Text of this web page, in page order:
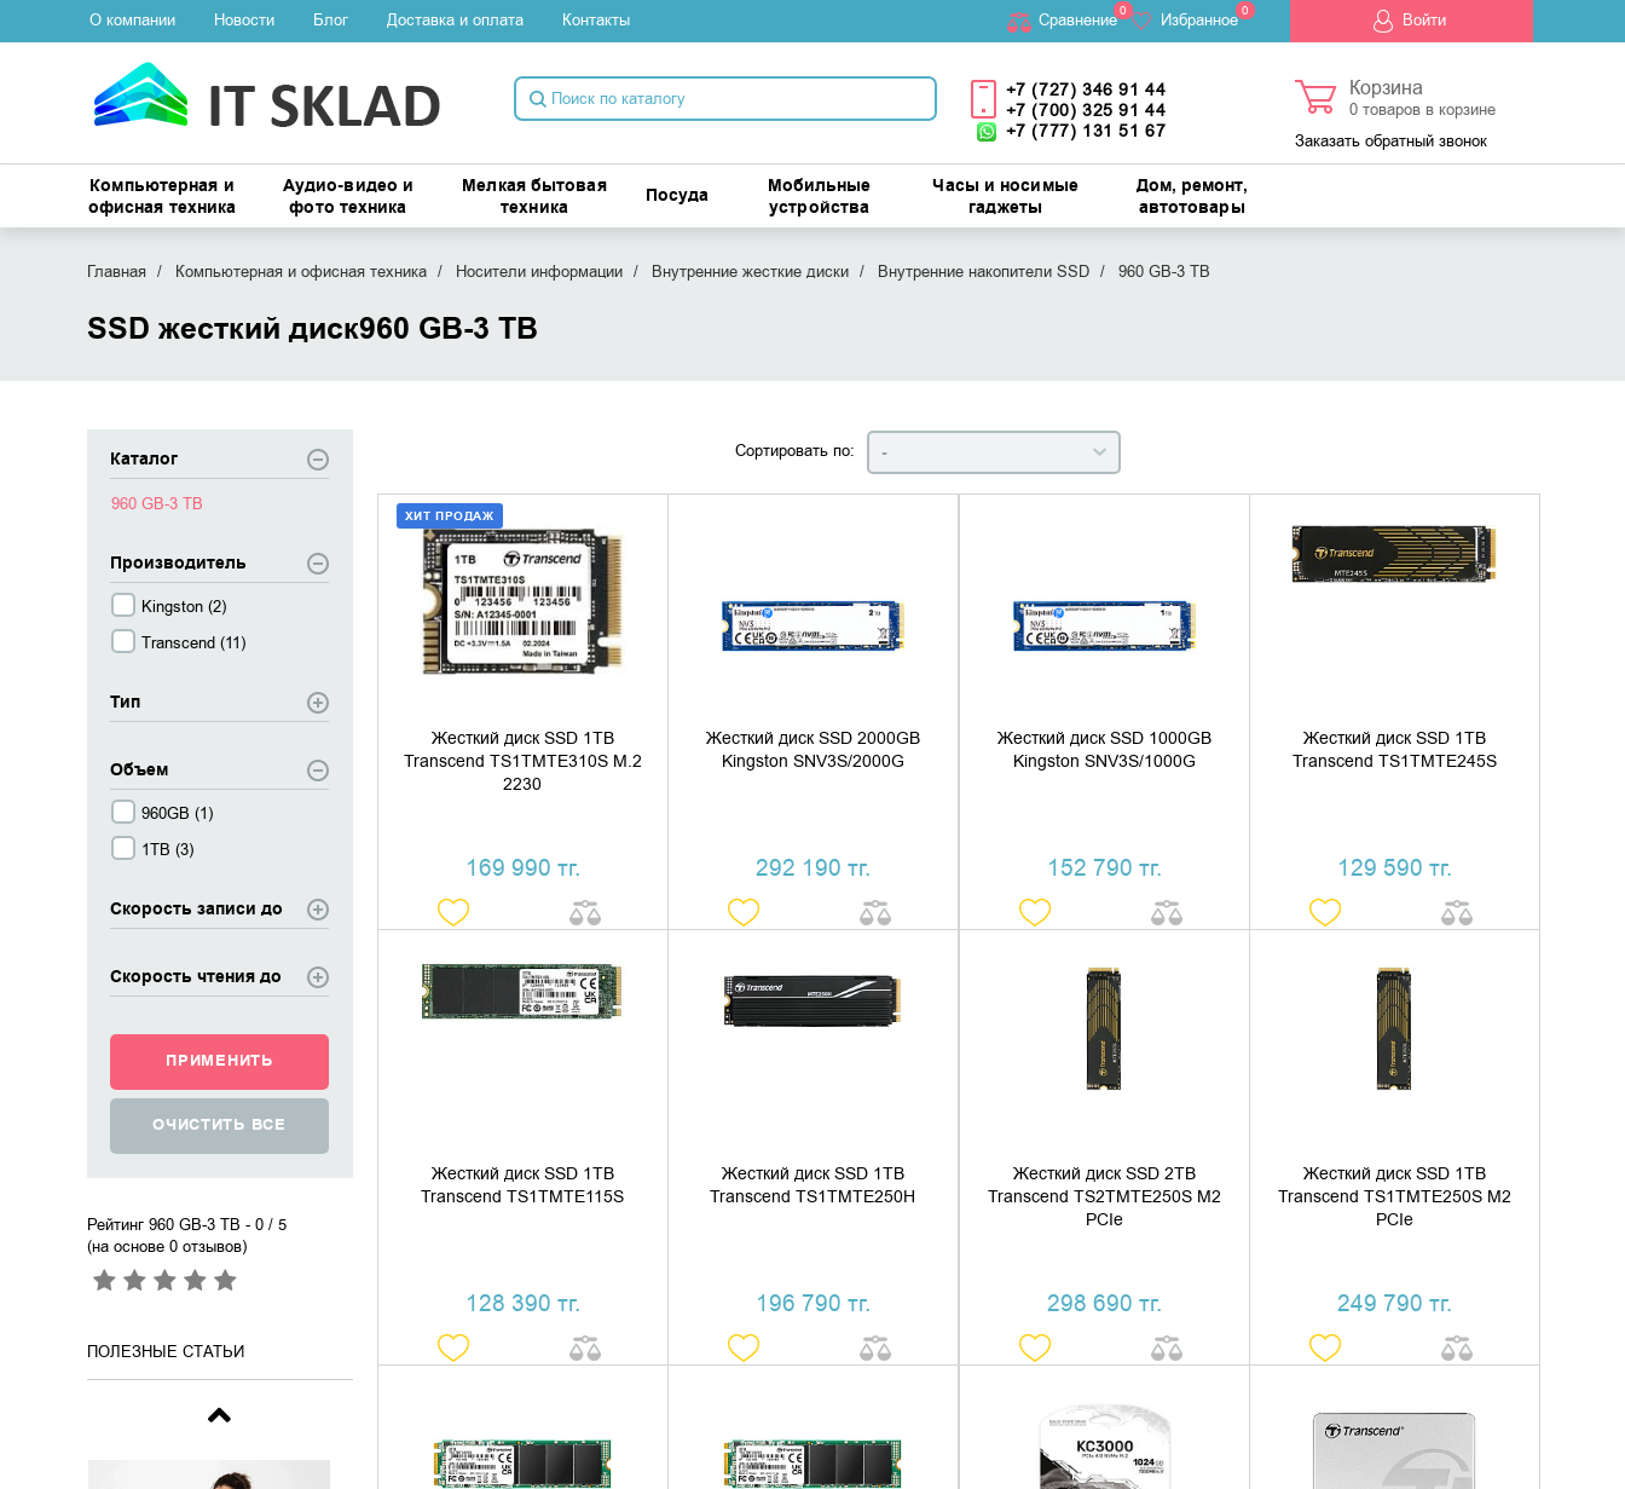
О компании Новости Блог Доставка и оплата Контакты Cравнение0 Избранное 0 Войти
+7 (727) 346 91 44
+7 (700) 325 91 44
+7 (777) 131 51 67
Корзина
0товаров в корзине
Заказать обратный звонок
Компьютерная и
офисная техника
Аудио-видео и
фото техника
Мелкая бытовая
техника
Посуда
Мобильные
устройства
Часы и носимые
гаджеты
Дом, ремонт,
автотовары
Главная Компьютерная и офисная техника Носители информации Внутренние жесткие диски Внутренние накопители SSD 960 GB-3 TB
SSD жесткий диск960 GB-3 TB
Каталог
960 GB-3 TB
Производитель
Kingston (2)
Transcend (11)
Тип
Объем
960GB (1)
1TB (3)
Скорость записи до
Скорость чтения до
Рейтинг 960 GB-3 TB - 0 / 5
(на основе 0отзывов)
ПОЛЕЗНЫЕ СТАТЬИ
Сортировать по: -
Жесткий диск SSD 1TB
Transcend TS1TMTE310S M.2
2230
169 990 тг.
ХИТ ПРОДАЖ
ДОБАВИТЬ В КОРЗИНУ
КУПИТЬ В 1 КЛИК
Жесткий диск SSD 2000GB
Kingston SNV3S/2000G
292 190 тг.
КУПИТЬ В 1 КЛИК
Жесткий диск SSD 1000GB
Kingston SNV3S/1000G
152 790 тг.
КУПИТЬ В 1 КЛИК
Жесткий диск SSD 1TB
Transcend TS1TMTE245S
129 590 тг.
ДОБАВИТЬ В КОРЗИНУ
Жесткий диск SSD 1TB
Transcend TS1TMTE115S
128 390 тг.
ДОБАВИТЬ В КОРЗИНУ
Жесткий диск SSD 1TB
Transcend TS1TMTE250H
196 790 тг.
ДОБАВИТЬ В КОРЗИНУ
Жесткий диск SSD 2TB
Transcend TS2TMTE250S M2
PCIe
298 690 тг.
ДОБАВИТЬ В КОРЗИНУ
КУПИТЬ В 1 КЛИК
Жесткий диск SSD 1TB
Transcend TS1TMTE250S M2
PCIe
249 790 тг.
ДОБАВИТЬ В КОРЗИНУ
КУПИТЬ В 1 КЛИК
ДОБАВИТЬ В КОРЗИНУ ДОБАВИТЬ В КОРЗИНУ